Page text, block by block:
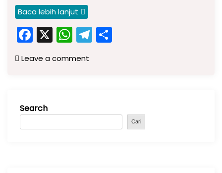
Baca lebih lanjut
F
a
c
o
o
X W
h
a
p
p
T
el
m
Leave a comment
Search
Cari